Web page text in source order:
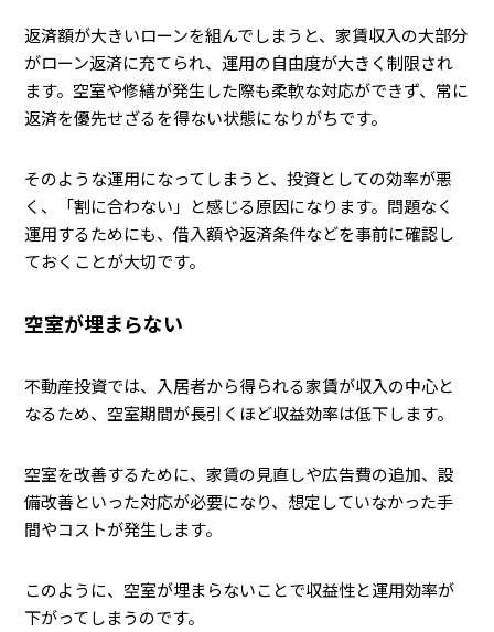
返済額が大きいローンを組んでしまうと、家賃収入の大部分
がローン返済に充てられ、運用の自由度が大きく制限され
ます。空室や修繕が発生した際も柔軟な対応ができず、常に
返済を優先せざるを得ない状態になりがちです。
そのような運用になってしまうと、投資としての効率が悪
く、「割に合わない」と感じる原因になります。問題なく
運用するためにも、借入額や返済条件などを事前に確認し
ておくことが大切です。
空室が埋まらない
不動産投資では、入居者から得られる家賃が収入の中心と
なるため、空室期間が長引くほど収益効率は低下します。
空室を改善するために、家賃の見直しや広告費の追加、設
備改善といった対応が必要になり、想定していなかった手
間やコストが発生します。
このように、空室が埋まらないことで収益性と運用効率が
下がってしまうのです。